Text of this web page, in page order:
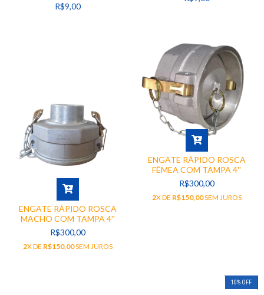
DIVERSAS 9
R$9,00
ENGATE RÁPIDO ROSCA
MACHO COM TAMPA 4''
R$300,00
2X DE R$150,00SEM JUROS
ENGATE RÁPIDO ROSCA
FÊMEA COM TAMPA 4''
R$300,00
2X DE R$150,00SEM JUROS
10% OFF